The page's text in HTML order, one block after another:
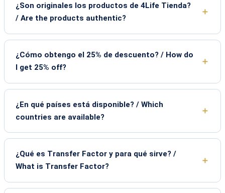
¿Son originales los productos de 4Life Tienda?
/ Are the products authentic?
¿Cómo obtengo el 25% de descuento? / How do
I get 25% off?
¿En qué países está disponible? / Which
countries are available?
¿Qué es Transfer Factor y para qué sirve? /
What is Transfer Factor?